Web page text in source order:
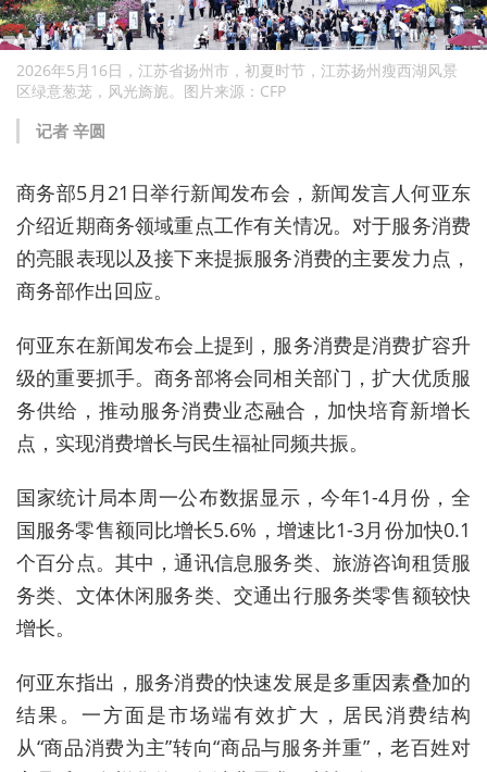
2026年5月16日，江苏省扬州市，初夏时节，江苏扬州瘦西湖风景
区绿意葱茏，风光旖旎。图片来源：CFP
记者 辛圆
商务部5月21日举行新闻发布会，新闻发言人何亚东
介绍近期商务领域重点工作有关情况。对于服务消费
的亮眼表现以及接下来提振服务消费的主要发力点，
商务部作出回应。
何亚东在新闻发布会上提到，服务消费是消费扩容升
级的重要抓手。商务部将会同相关部门，扩大优质服
务供给，推动服务消费业态融合，加快培育新增长
点，实现消费增长与民生福祉同频共振。
国家统计局本周一公布数据显示，今年1-4月份，全
国服务零售额同比增长5.6%，增速比1-3月份加快0.1
个百分点。其中，通讯信息服务类、旅游咨询租赁服
务类、文体休闲服务类、交通出行服务类零售额较快
增长。
何亚东指出，服务消费的快速发展是多重因素叠加的
结果。一方面是市场端有效扩大，居民消费结构
从“商品消费为主”转向“商品与服务并重”，老百姓对